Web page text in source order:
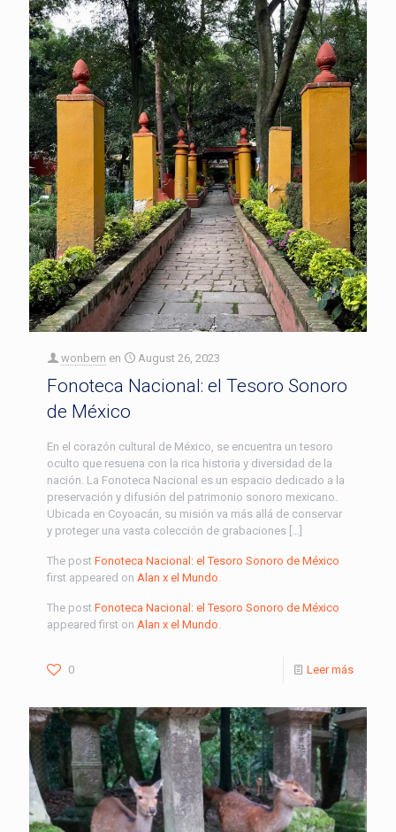
wonbern en August 26, 2023
Fonoteca Nacional: el Tesoro Sonoro
de México
En el corazón cultural de México, se encuentra un tesoro
oculto que resuena con la rica historia y diversidad de la
nación. La Fonoteca Nacional es un espacio dedicado a la
preservación y difusión del patrimonio sonoro mexicano.
Ubicada en Coyoacán, su misión va más allá de conservar
y proteger una vasta colección de grabaciones […]
The post Fonoteca Nacional: el Tesoro Sonoro de México
first appeared on Alan x el Mundo.
The post Fonoteca Nacional: el Tesoro Sonoro de México
appeared first on Alan x el Mundo.
0 Leer más